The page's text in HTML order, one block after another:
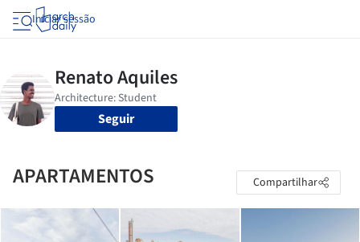
Iniciar sessão
Seguir
APARTAMENTOS Compartilhar